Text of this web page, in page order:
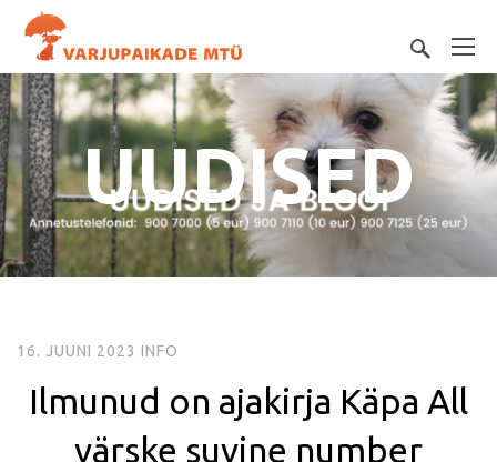
UUDISED
16. JUUNI 2023 INFO
Ilmunud on ajakirja Käpa All
värske suvine number